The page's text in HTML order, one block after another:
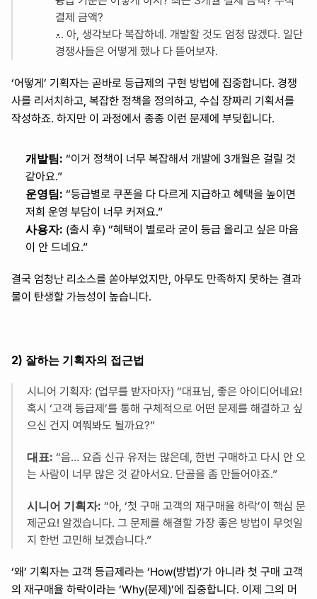
결제 금액?
… 아, 생각보다 복잡하네. 개발할 것도 엄청 많겠다. 일단
경쟁사들은 어떻게 했나 다 뜯어보자.
‘어떻게’ 기획자는 곧바로 등급제의 구현 방법에 집중합니다. 경쟁
사를 리서치하고, 복잡한 정책을 정의하고, 수십 장짜리 기획서를
작성하죠. 하지만 이 과정에서 종종 이런 문제에 부딪힙니다.
개발팀: “이거 정책이 너무 복잡해서 개발에 3개월은 걸릴 것
같아요.”
운영팀: “등급별로 쿠폰을 다 다르게 지급하고 혜택을 높이면
저희 운영 부담이 너무 커져요.”
사용자: (출시 후) “혜택이 별로라 굳이 등급 올리고 싶은 마음
이 안 드네요.”
결국 엄청난 리소스를 쏟아부었지만, 아무도 만족하지 못하는 결과
물이 탄생할 가능성이 높습니다.
2) 잘하는 기획자의 접근법
시니어 기획자: (업무를 받자마자) “대표님, 좋은 아이디어네요!
혹시 ‘고객 등급제’를 통해 구체적으로 어떤 문제를 해결하고 싶
으신 건지 여쭤봐도 될까요?”
대표: “음… 요즘 신규 유저는 많은데, 한번 구매하고 다시 안 오
는 사람이 너무 많은 것 같아서요. 단골을 좀 만들어야죠.”
시니어 기획자: “아, ‘첫 구매 고객의 재구매율 하락’이 핵심 문
제군요! 알겠습니다. 그 문제를 해결할 가장 좋은 방법이 무엇일
지 한번 고민해 보겠습니다.”
‘왜’ 기획자는 고객 등급제라는 ‘How(방법)’가 아니라 첫 구매 고객
의 재구매율 하락이라는 ‘Why(문제)’에 집중합니다. 이제 그의 머